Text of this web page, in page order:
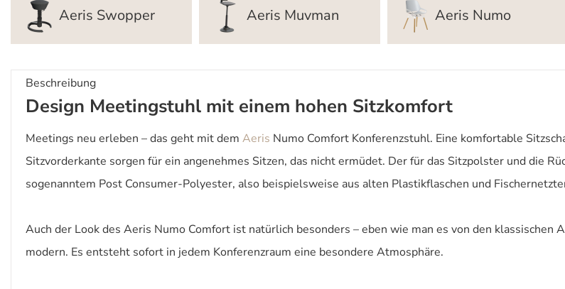
Aeris Swopper Aeris Muvman Aeris Numo
Beschreibung
Design Meetingstuhl mit einem hohen Sitzkomfort
Meetings neu erleben – das geht mit dem Aeris Numo Comfort Konferenzstuhl. Eine komfortable
Sitzvorderkante sorgen für ein angenehmes Sitzen, das nicht ermüdet. Der für das Sitzpolster und die
sogenanntem Post Consumer-Polyester, also beispielsweise aus alten Plastikflaschen und
Auch der Look des Aeris Numo Comfort ist natürlich besonders – eben wie man es von den
modern. Es entsteht sofort in jedem Konferenzraum eine besondere Atmosphäre.